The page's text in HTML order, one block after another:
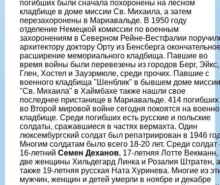
погибших были сначала похоронены на лесном
кладбище в доме миссии Св. Михаила, а затем
перезахоронены в Мариавальде. В 1950 году
отделение Немецкой комиссии по военным
захоронениям в Северном Рейне-Вестфалии
архитектору доктору Орту из Бенсберга
расширение мемориального кладбища. Павшие во
время войны были перевезены из городов Берг, Эйкс,
Глен, Хостел и Зауэрмюле, среди прочих. Павшие с
военного кладбища "Шенблик" в бывшем доме миссии
"Св. Михаила" в Хаймбахе также нашли свое
последнее пристанище в Мариавальде. 414 погибших
во Второй мировой войне сегодня покоятся на
кладбище. Среди погибших есть русские и польские
солдаты, сражавшиеся в частях вермахта. Один
люксембургский солдат был репатриирован в 1946
Многим солдатам было всего 18-20 лет. Среди солдат
16-летний Семен Деханов, 17-летняя Лотте Векманн,
две женщины Хильдегард Линка и Розалия Штратен, а
также 19-летняя русская Ната Хуринева. Многие из
мужчин, женщин и детей умерли в ноябре и декабре